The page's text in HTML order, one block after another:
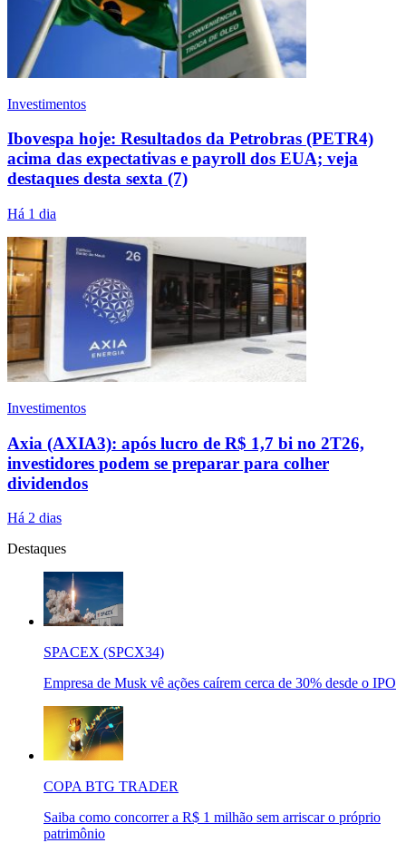
Investimentos
Ibovespa hoje: Resultados da Petrobras (PETR4)
acima das expectativas e payroll dos EUA; veja
destaques desta sexta (7)
Há 1 dia
Investimentos
Axia (AXIA3): após lucro de R$ 1,7 bi no 2T26,
investidores podem se preparar para colher
dividendos
Há 2 dias
Destaques
SPACEX (SPCX34)
Empresa de Musk vê ações caírem cerca de 30% desde o IPO
COPA BTG TRADER
Saiba como concorrer a R$ 1 milhão sem arriscar o próprio
patrimônio